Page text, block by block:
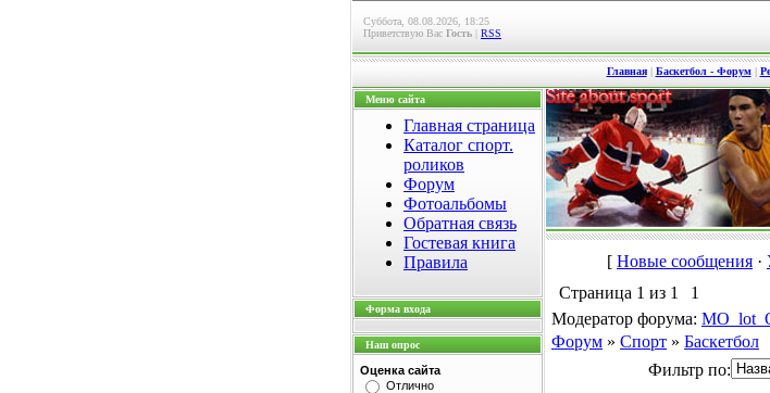
Суббота, 08.08.2026, 18:25
Приветствую Вас Гость | RSS
Главная| Баскетбол - Форум|
Меню сайта
Главная страница
Каталог спорт.
роликов
Форум
Фотоальбомы
Обратная связь
Гостевая книга
Правила
Форма входа
Наш опрос
Оценка сайта
Отлично
[ Новые сообщения ·
Страница 1 из 1
1
Модератор форума:
Форум » Спорт » Баскетбол
Фильтр по: